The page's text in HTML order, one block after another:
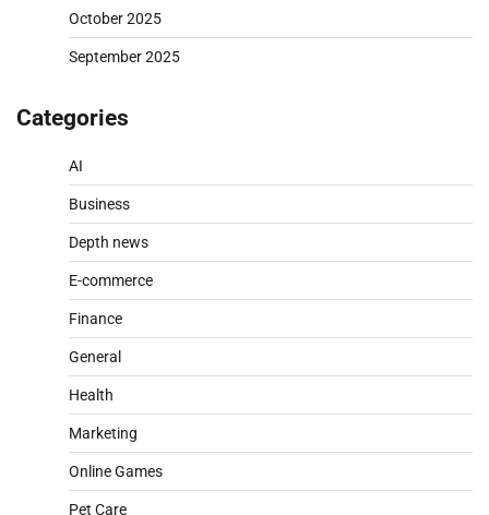
October 2025
September 2025
Categories
AI
Business
Depth news
E-commerce
Finance
General
Health
Marketing
Online Games
Pet Care